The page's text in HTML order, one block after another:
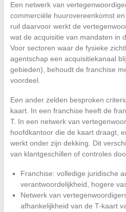
Een netwerk van
commerciële huurovereenkomst
ruil daarvoor werkt de
wat de acquisitie van mandaten in
Voor sectoren waar de fysieke
agentschap een acquisitiekanaal
gebieden), behoudt de franchise
voordeel.
Een ander zelden besproken
kaart. In een franchise heeft de
T. In een netwerk van
hoofdkantoor die de kaart draagt,
werkt onder zijn dekking. Dit
van klantgeschillen of controles
Franchise: volledige juridische
verantwoordelijkheid, hogere
Netwerk van
afhankelijkheid van de T-kaart